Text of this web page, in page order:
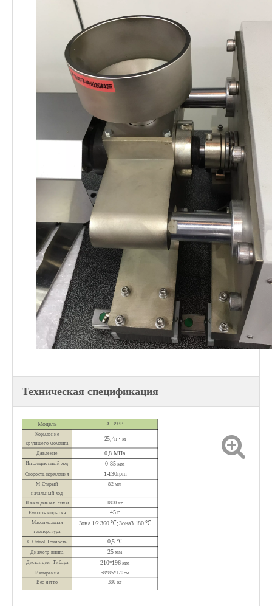
Техническая спецификация
Модель AT393B
Кормление
крутящего момента
25,4n · м
Давление 0,8 МПа
Инъекционный ход 0-85 мм
Скорость кормления 1-130rpm
M Старый
начальный ход
82 мм
Я вкладываетсилы 1800 кг
Емкость впрыска 45 г
Максимальная
температура
Зона 1/2 360 ℃; Зона3 180 ℃
C Ontrol Точность 0,5 ℃
Диаметр винта 25 мм
Дистанция Тибара 210*196 мм
Измерение 58*85*170см
Веснетто 380 кг
Источникпитания